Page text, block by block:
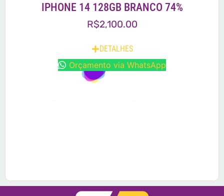
IPHONE 14 128GB BRANCO 74%
R$2,100.00
DETALHES
Orçamento via WhatsApp